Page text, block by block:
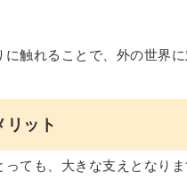
触れることで、外の世界
リット
ても、大きな支えとなりま